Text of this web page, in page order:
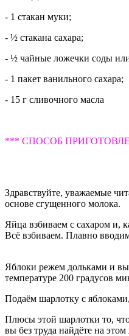
- 1 стакан муки;
- ½ стакана сахара;
- ½ чайные ложечки соды
- 1 пакет ванильного сахара;
- 15 г сливочного масла
*** СПОСОБ
Здравствуйте, уважаемые
основе сгущенного молока.
Яйца взбиваем с сахаром и,
Всё взбиваем. Плавно
Яблоки режем дольками и
температуре 200 градусов
Подаём шарлотку с
Плюсы этой шарлотки то,
вы без труда найдёте на